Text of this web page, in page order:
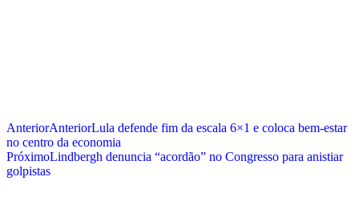
AnteriorAnteriorLula defende fim da escala 6×1 e coloca bem-estar
no centro da economia
PróximoLindbergh denuncia “acordão” no Congresso para anistiar
golpistas